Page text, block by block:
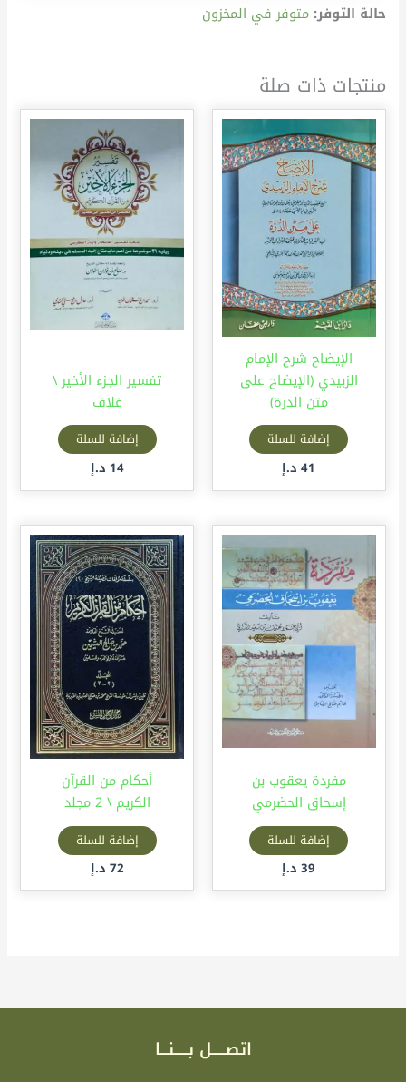
حالة التوفر: متوفر في المخزون
منتجات ذات صلة
الإيضاح شرح الإمام
الزبيدي (الإيضاح على
متن الدرة)
إضافة للسلة
41 د.إ
تفسير الجزء الأخير \
غلاف
إضافة للسلة
14 د.إ
مفردة يعقوب بن
إسحاق الحضرمي
إضافة للسلة
39 د.إ
أحكام من القرآن
الكريم \ 2 مجلد
إضافة للسلة
72 د.إ
اتصـــــل بـــــنـــا